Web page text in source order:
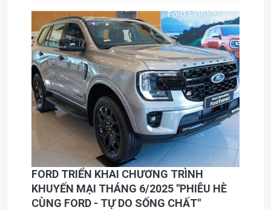
tin được cập nhật dưới đây của Ford Hưng Yên 3S
FORD TRIỂN KHAI CHƯƠNG TRÌNH
KHUYẾN MẠI THÁNG 6/2025 "PHIÊU HÈ
CÙNG FORD - TỰ DO SỐNG CHẤT"